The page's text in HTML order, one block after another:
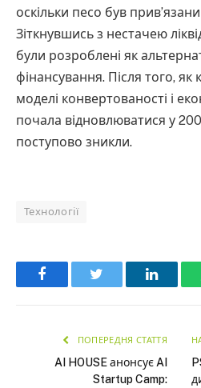
оскільки песо був
Зіткнувшись з нестачею
були розроблені як
фінансування. Після того, як
моделі конвертованості і
почала відновлюватися у
поступово зникли.
Технології
Facebook
ПОПЕРЕДНЯ СТАТТЯ
AI HOUSE анонсує AI
Startup Camp: